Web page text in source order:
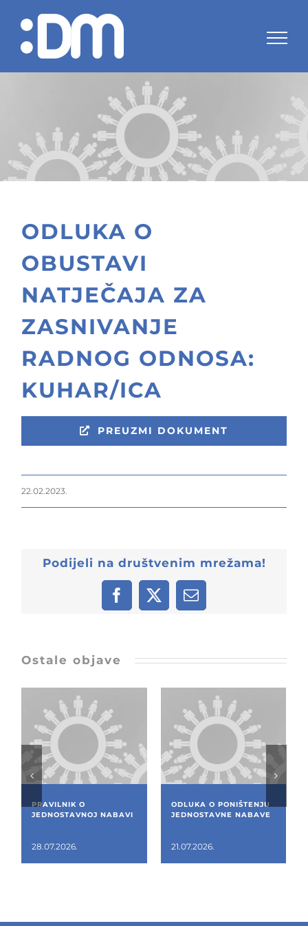
content
ODLUKA O
OBUSTAVI
NATJEČAJA ZA
ZASNIVANJE
RADNOG ODNOSA:
KUHAR/ICA
PREUZMI DOKUMENT
22.02.2023.
Podijeli na društvenim mrežama!
Facebook
X Email:
Ostale objave
PRAVILNIK O
JEDNOSTAVNOJ NABAVI
28.07.2026.
ODLUKA O PONIŠTENJU
JEDNOSTAVNE NABAVE
21.07.2026.